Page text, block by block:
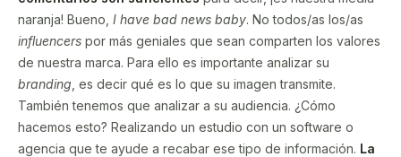
naranja! Bueno, I have bad news baby. No todos/as los/as
influencers por más geniales que sean comparten los valores
de nuestra marca. Para ello es importante analizar su
branding , es decir qué es lo que su imagen transmite.
También tenemos que analizar a su audiencia. ¿Cómo
hacemos esto? Realizando un estudio con un software o
agencia que te ayude a recabar ese tipo de información. La